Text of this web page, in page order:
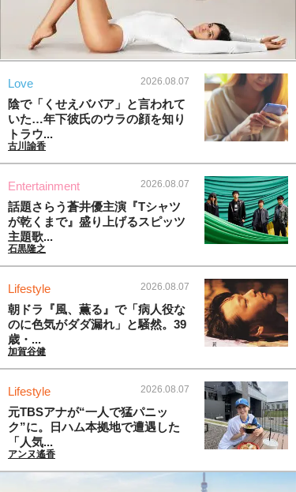
Love 2026.08.07
陰で「くせえババア」と言われて
いた…年下彼氏のウラの顔を知り
トラウ...
古川諭香
Entertainment 2026.08.07
話題さらう蒼井優主演『Tシャツ
が乾くまで』盛り上げるスピッツ
主題歌...
石黒隆之
Lifestyle 2026.08.07
朝ドラ『風、薫る』で「病人役な
のに色気がダダ漏れ」と騒然。39
歳・...
加賀谷健
Lifestyle 2026.08.07
元TBSアナが“一人で猛パニッ
ク”に。日ハム本拠地で遭遇した
「人気...
アンヌ遙香